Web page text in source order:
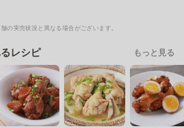
の実売状況と異なる場合がございます。
レシピ もっと見る